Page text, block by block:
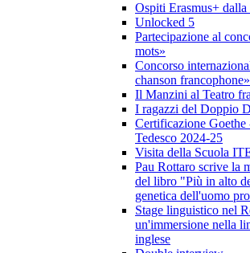
Ospiti Erasmus+ dalla
Unlocked 5
Partecipazione al
mots»
Concorso
chanson francophone»
Il Manzini al Teatro
I ragazzi del Doppio
Certificazione Goethe
Tedesco 2024-25
Visita della Scuola
Pau Rottaro scrive la
del libro "Più in alto
genetica dell'uomo
Stage linguistico nel
un'immersione nella
inglese